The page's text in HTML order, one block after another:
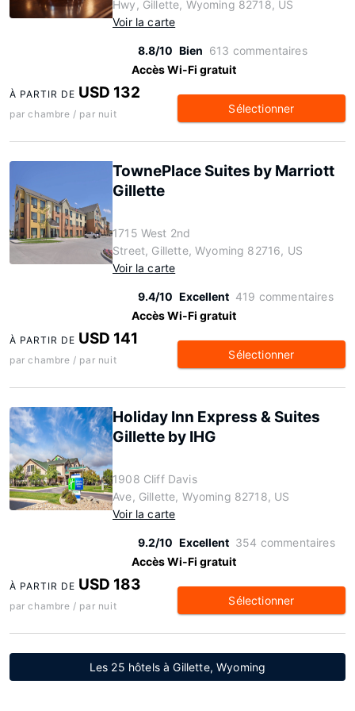
Hwy, Gillette, Wyoming 82718, US
Voir la carte
8.8/10 Bien 613 commentaires
Accès Wi-Fi gratuit
À PARTIR DE USD 132
par chambre / par nuit Sélectionner
TownePlace Suites by Marriott
Gillette
1715 West 2nd
Street, Gillette, Wyoming 82716, US
Voir la carte
9.4/10 Excellent 419 commentaires
Accès Wi-Fi gratuit
À PARTIR DE USD 141
par chambre / par nuit Sélectionner
Holiday Inn Express & Suites
Gillette by IHG
1908 Cliff Davis
Ave, Gillette, Wyoming 82718, US
Voir la carte
9.2/10 Excellent 354 commentaires
Accès Wi-Fi gratuit
À PARTIR DE USD 183
par chambre / par nuit Sélectionner
Les 25 hôtels à Gillette, Wyoming